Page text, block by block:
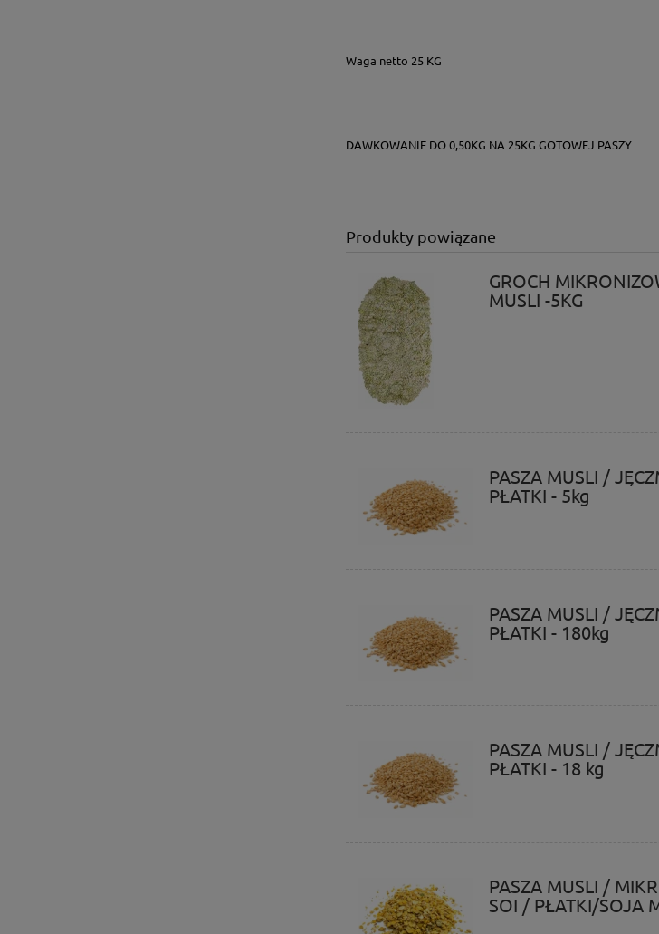
Waga netto 25 KG
DAWKOWANIE DO 0,50KG NA 25KG GOTOWEJ PASZY
Produkty powiązane
GROCH
MUSLI -5KG
PASZA MUSLI /
PŁATKI - 5kg
PASZA MUSLI /
PŁATKI - 180kg
PASZA MUSLI /
PŁATKI - 18 kg
PASZA MUSLI /
SOI / PŁATKI/SOJA